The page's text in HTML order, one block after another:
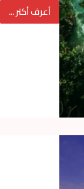
أعرف أكتر ...
شهر